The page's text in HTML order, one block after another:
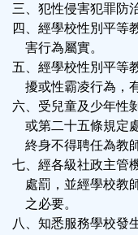
三、犯性侵害犯罪防
四、經學校性別平等
害行為屬實。
五、經學校性別平等
擾或性霸凌行為，
六、受兒童及少年性
或第二十五條規定
終身不得聘任為教
七、經各級社政主管
處罰，並經學校教
之必要。
八、知悉服務學校發